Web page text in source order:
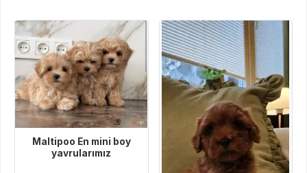
Maltipoo En mini boy
yavrularımız